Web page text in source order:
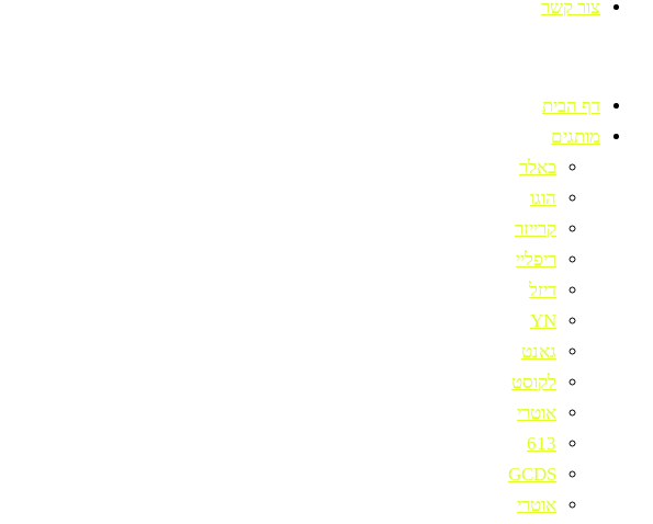
צור קשר
דף הבית
מותגים
באלר
הוגו
קרייזר
ריפליי
דיזל
YN
גאנט
לקוסט
אוטרי
613
GCDS
אוטרי